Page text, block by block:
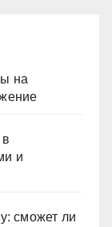
на
и
сможет ли